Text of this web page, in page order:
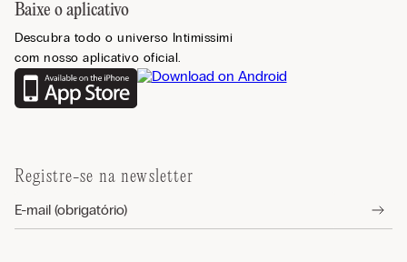
Baixe o aplicativo
Descubra todo o universo Intimissimi
com nosso aplicativo oficial.
Registre-se na newsletter